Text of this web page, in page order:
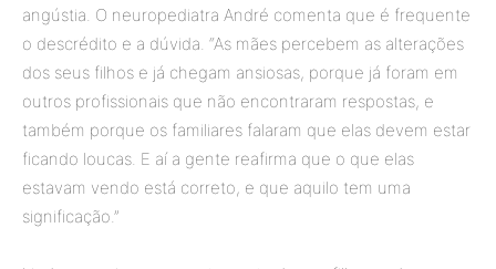
angústia. O neuropediatra André comenta que é frequente
o descrédito e a dúvida. “As mães percebem as alterações
dos seus filhos e já chegam ansiosas, porque já foram em
outros profissionais que não encontraram respostas, e
também porque os familiares falaram que elas devem estar
ficando loucas. E aí a gente reafirma que o que elas
estavam vendo está correto, e que aquilo tem uma
significação.”